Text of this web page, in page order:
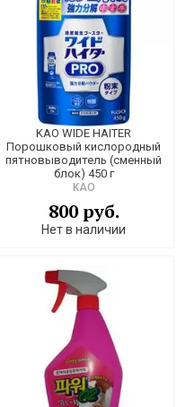
KAO WIDE HAITER
Порошковый кислородный
пятновыводитель (сменный
блок) 450 г
KAO
800 руб.
Нет в наличии